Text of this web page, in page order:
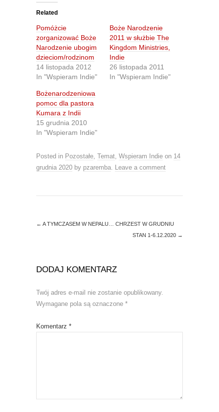
t
o
s
h
a
r
e
o
n
T
w
i
t
e
r
(
O
p
e
n
n
w
d
r
e
o
n
F
a
c
e
o
o
k
(
O
p
e
n
e
n
)
Related
Pomóżcie
zorganizować Boże
Narodzenie ubogim
dzieciom/rodzinom
14 listopada 2012
In "Wspieram Indie"
Boże Narodzenie
2011 w służbie The
Kingdom Ministries,
Indie
26 listopada 2011
In "Wspieram Indie"
Bożenarodzeniowa
pomoc dla pastora
Kumara z Indii
15 grudnia 2010
In "Wspieram Indie"
Posted in Pozostałe, Temat, Wspieram Indie on 14
grudnia 2020 by pzaremba. Leave a comment
← A TYMCZASEM W NEPALU… CHRZEST W GRUDNIU
STAN 1-6.12.2020 →
DODAJ KOMENTARZ
Twój adres e-mail nie zostanie opublikowany.
Wymagane pola są oznaczone *
Komentarz *